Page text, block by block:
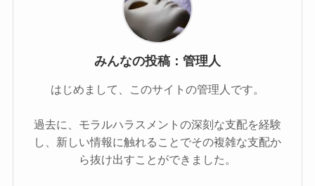
みんなの投稿：管理人
はじめまして、このサイトの管理人です。
過去に、モラルハラスメントの深刻な支配を経験
し、新しい情報に触れることでその複雑な支配か
ら抜け出すことができました。